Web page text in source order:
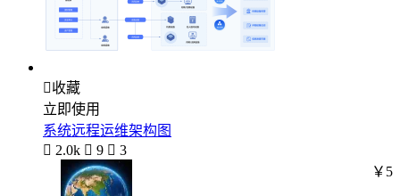
收藏
立即使用
系统远程运维架构图
 2.0k  9  3
￥5